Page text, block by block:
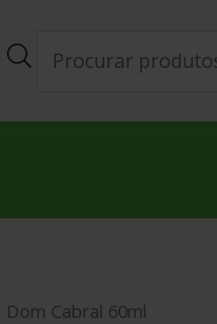
Cabral 60ml